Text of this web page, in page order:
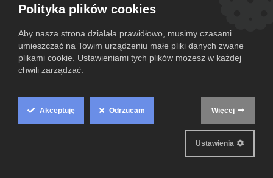
040402R5Z20001.5M
(0 przegląd)
42,00zł
Dodaj do listy życzeń
Cookie
Polityka plików cookies
Aby nasza strona działała prawidłowo, musimy czasami
umieszczać na Towim urządzeniu małe pliki danych zwane
plikami cookie. Ustawieniami tych plików możesz w każdej
chwili zarządzać.
Akceptuję Odrzucam Więcej
Ustawienia